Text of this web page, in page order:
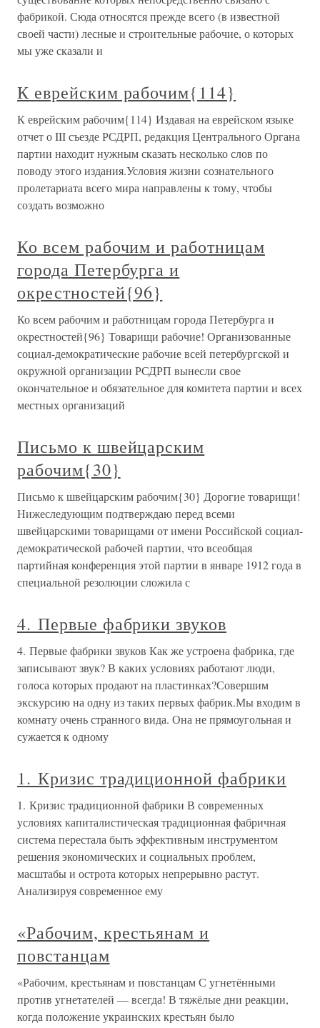
фабрикой. Сюда относятся прежде всего (в известной
своей части) лесные и строительные рабочие, о которых
мы уже сказали и
К еврейским рабочим{114}
К еврейским рабочим{114} Издавая на еврейском языке
отчет о III съезде РСДРП, редакция Центрального Органа
партии находит нужным сказать несколько слов по
поводу этого издания.Условия жизни сознательного
пролетариата всего мира направлены к тому, чтобы
создать возможно
Ко всем рабочим и работницам
города Петербурга и
окрестностей{96}
Ко всем рабочим и работницам города Петербурга и
окрестностей{96} Товарищи рабочие! Организованные
социал-демократические рабочие всей петербургской и
окружной организации РСДРП вынесли свое
окончательное и обязательное для комитета партии и всех
местных организаций
Письмо к швейцарским
рабочим{30}
Письмо к швейцарским рабочим{30} Дорогие товарищи!
Нижеследующим подтверждаю перед всеми
швейцарскими товарищами от имени Российской социал-
демократической рабочей партии, что всеобщая
партийная конференция этой партии в январе 1912 года в
специальной резолюции сложила с
4. Первые фабрики звуков
4. Первые фабрики звуков Как же устроена фабрика, где
записывают звук? В каких условиях работают люди,
голоса которых продают на пластинках?Совершим
экскурсию на одну из таких первых фабрик.Мы входим в
комнату очень странного вида. Она не прямоугольная и
сужается к одному
1. Кризис традиционной фабрики
1. Кризис традиционной фабрики В современных
условиях капиталистическая традиционная фабричная
система перестала быть эффективным инструментом
решения экономических и социальных проблем,
масштабы и острота которых непрерывно растут.
Анализируя современное ему
«Рабочим, крестьянам и
повстанцам
«Рабочим, крестьянам и повстанцам С угнетёнными
против угнетателей — всегда! В тяжёлые дни реакции,
когда положение украинских крестьян было